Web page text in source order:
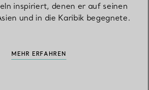
inspiriert, denen er auf seinen
und in die Karibik begegnete.
MEHR ERFAHREN